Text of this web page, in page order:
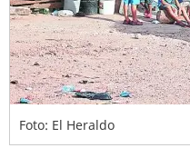
Foto: El Heraldo